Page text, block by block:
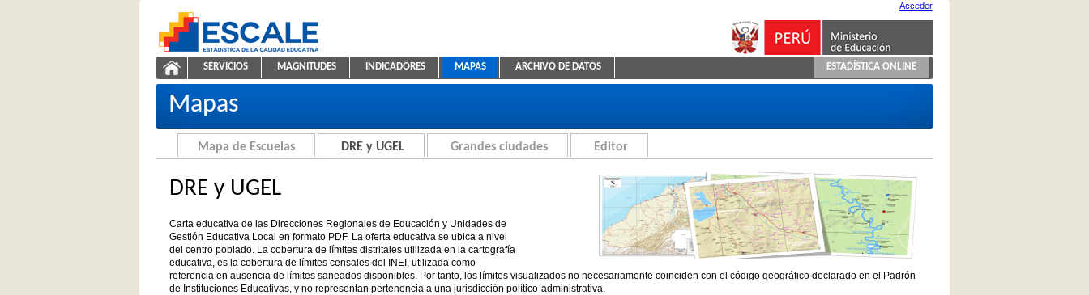
ESCALE - Unidad de Estadística Educativa
Carta educativa de DRE y UGEL
Acceder
NAVEGACIÓN
SERVICIOS MAGNITUDES INDICADORES MAPAS ARCHIVO DE DATOS ESTADÍSTICA ONLINE
Mapas
Mapa de Escuelas DRE y UGEL Grandes ciudades Editor
DRE y UGEL
Carta educativa de las Direcciones Regionales de Educación y Unidades de
Gestión Educativa Local en formato PDF. La oferta educativa se ubica a nivel
del centro poblado. La cobertura de límites distritales utilizada en la cartografía
educativa, es la cobertura de límites censales del INEI, utilizada como
referencia en ausencia de límites saneados disponibles. Por tanto, los límites visualizados no necesariamente coinciden con el código geográfico declarado en el Padrón
de Instituciones Educativas, y no representan pertenencia a una jurisdicción político-administrativa.